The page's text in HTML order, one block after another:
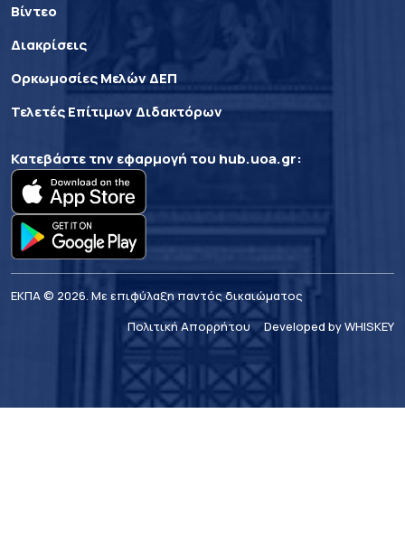
Βίντεο
Διακρίσεις
Ορκωμοσίες Μελών ΔΕΠ
Τελετές Επίτιμων Διδακτόρων
Κατεβάστε την εφαρμογή του hub.uoa.gr:
ΕΚΠΑ © 2026. Με επιφύλαξη παντός δικαιώματος
Πολιτική Απορρήτου
Developed by WHISKEY